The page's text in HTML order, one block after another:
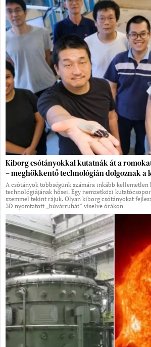
Kiborg csótányokkal kutatnák át a
– meghökkentő technológián dolgoznak a
A csótányok többségünk számára inkább kellemetlen
technológiájának hősei. Egy nemzetközi
szemmel tekint rájuk. Olyan kiborg csótányokat
3D nyomtatott „búvárruhát” viselve órákon